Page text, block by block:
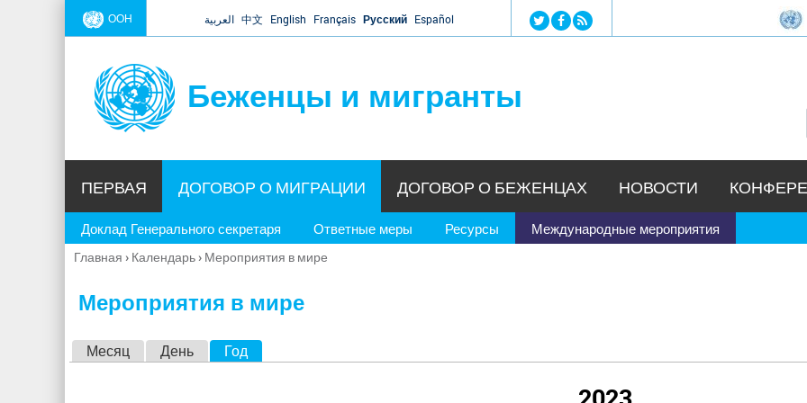
Jump to navigation
ООН العربية 中文 English Français Русский Español
Беженцы и мигранты
ПЕРВАЯ ДОГОВОР О МИГРАЦИИ
Доклад Генерального секретаря Ответные меры Ресурсы Международные мероприятия
ДОГОВОР О БЕЖЕНЦАХ НОВОСТИ
Вы
Главная › Календарь› Мероприятия в мире
Мероприятия в мире
Месяц День Год